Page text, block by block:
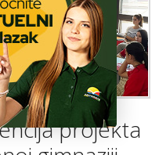
projekta